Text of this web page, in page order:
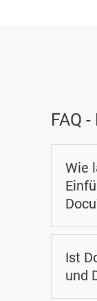
FAQ
Wie
Ist
und